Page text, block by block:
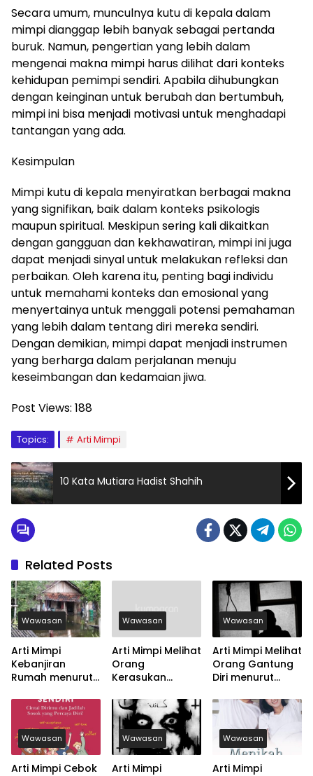
Secara umum, munculnya kutu di kepala dalam
mimpi dianggap lebih banyak sebagai pertanda
buruk. Namun, pengertian yang lebih dalam
mengenai makna mimpi harus dilihat dari konteks
kehidupan pemimpi sendiri. Apabila dihubungkan
dengan keinginan untuk berubah dan bertumbuh,
mimpi ini bisa menjadi motivasi untuk menghadapi
tantangan yang ada.
Kesimpulan
Mimpi kutu di kepala menyiratkan berbagai makna
yang signifikan, baik dalam konteks psikologis
maupun spiritual. Meskipun sering kali dikaitkan
dengan gangguan dan kekhawatiran, mimpi ini juga
dapat menjadi sinyal untuk melakukan refleksi dan
perbaikan. Oleh karena itu, penting bagi individu
untuk memahami konteks dan emosional yang
menyertainya untuk menggali potensi pemahaman
yang lebih dalam tentang diri mereka sendiri.
Dengan demikian, mimpi dapat menjadi instrumen
yang berharga dalam perjalanan menuju
keseimbangan dan kedamaian jiwa.
Post Views: 188
Topics: Arti Mimpi
10 Kata Mutiara Hadist Shahih
Related Posts
Wawasan
Arti Mimpi
Kebanjiran
Rumah menurut
dan Primbon
Jawa
Wawasan
Arti Mimpi Melihat
Orang
Kerasukan
Psikologi dan
Primbon Jawa
Wawasan
Arti Mimpi Melihat
Orang Gantung
Diri menurut
dan Primbon
Jawa
Wawasan
Arti Mimpi Cebok
Wawasan
Arti Mimpi
Wawasan
Arti Mimpi